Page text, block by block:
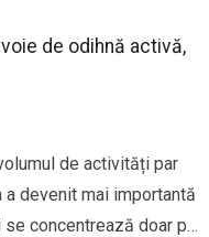
aceste practici chiar
de odihnă activă,
de activități par
devenit mai importantă
concentrează doar pe